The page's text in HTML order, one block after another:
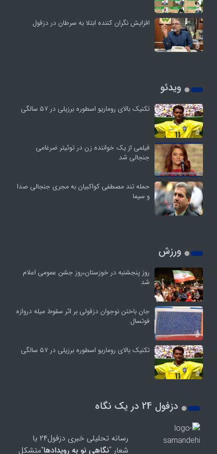
افزایش نگران کننده ابتلا به سرطان در دزفول
ویدئو
تکنیک بالای روماریو اسطوره برزیلی در ۵۷ سالگی
فیلمی از یک خواننده زن در توئیتر ضرغامی
جنجالی شد
حمله تند مصطفی کواکبیان به مجری جنجالی صدا
و سیما
ورزش
روز پنجشنبه در خوزستان،روز جشن عمومی اعلام
شد
جان باختن نوجوان دزفولی بر اثر سقوط میله دروازه
فوتسال
تکنیک بالای روماریو اسطوره برزیلی در ۵۷ سالگی
دزفول 24 در یک نگاه
رسانه تحلیلی خبری دزفول۲۴ با
شعار “نگاهی نو به رویدادها”متشکل